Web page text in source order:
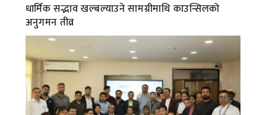
धार्मिक सद्भाव खल्बल्याउने सामग्रीमाथि काउन्सिलको
अनुगमन तीव्र